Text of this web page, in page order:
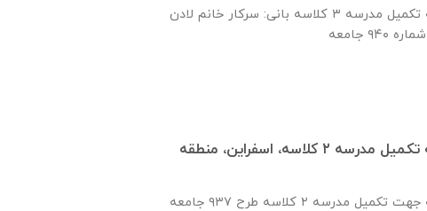
امضای تفاهم‌نامه تكميل مدرسه ٣ كلاسه بانی: سركار خانم لادن
انعقاد تفاهم‌نامه تكميل مدرسه ٢ كلاسه، اسفراين، منطقه
انعقاد تفاهم نامه جهت تكميل مدرسه ٢ كلاسه طرح ۹۳۷ جامعه